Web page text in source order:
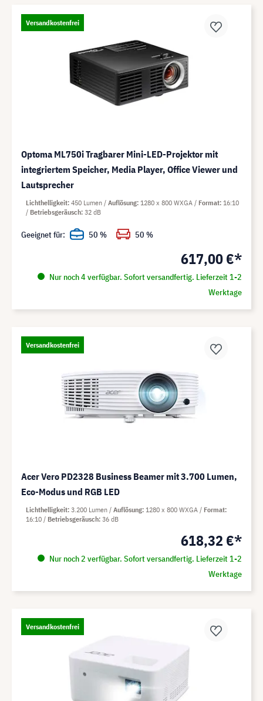
Versandkostenfrei
Optoma ML750i Tragbarer Mini-LED-Projektor mit
integriertem Speicher, Media Player, Office Viewer und
Lautsprecher
617,00 €*
Nur noch 4 verfügbar. Sofort versandfertig. Lieferzeit 1-2
Werktage
Lichthelligkeit 450 Lumen Auflösung 1280 x 800 WXGA Format 16:10
Betriebsgeräusch 32 dB
Geeignet für: 50 % 50 %
Versandkostenfrei
Acer Vero PD2328 Business Beamer mit 3.700 Lumen,
Eco-Modus und RGB LED
618,32 €*
Nur noch 2 verfügbar. Sofort versandfertig. Lieferzeit 1-2
Werktage
Lichthelligkeit 3.200 Lumen Auflösung 1280 x 800 WXGA
Format
16:10
Betriebsgeräusch 36 dB
Versandkostenfrei